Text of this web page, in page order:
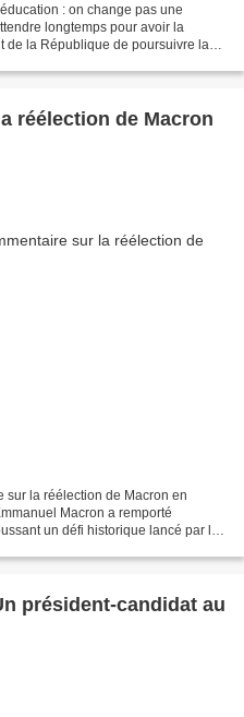
: on change pas une
longtemps pour avoir la
de la République de poursuivre la
réélection de Macron
sur la réélection de Macron en
Macron a remporté
un défi historique lancé par la
président-candidat au